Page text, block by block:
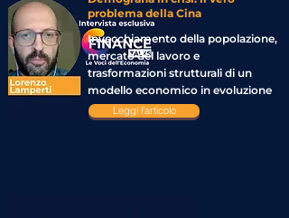
problema della Cina
Invecchiamento della popolazione,
mercato del lavoro e
trasformazioni strutturali di un
modello economico in evoluzione
Leggi l'articolo